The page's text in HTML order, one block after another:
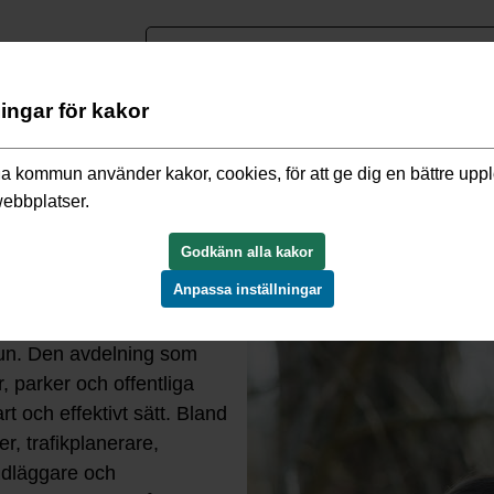
Möt våra medarbetare/Möt vår kommunekolog Alexandra
av vår gatu- och
Den avdelning som
parker och offentliga
och effektivt sätt. Bland
trafikplanerare,
och
för kakor
kommun använder kakor, cookies, för att ge dig en bättre
Godkänn alla kakor
Anpassa inställningar